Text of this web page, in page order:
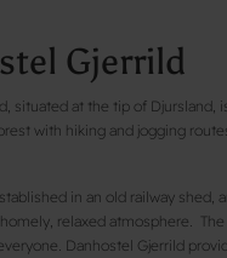
Gjerrild
situated at the tip of Djursland,
with hiking and jogging
in an old railway shed,
relaxed atmosphere.
Danhostel Gjerrild